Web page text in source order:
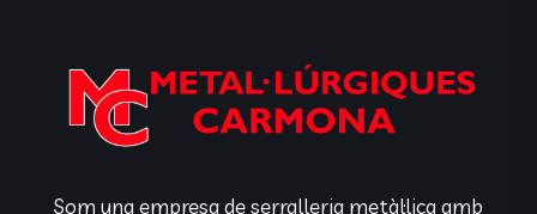
Som una empresa de serralleria metàl·lica amb